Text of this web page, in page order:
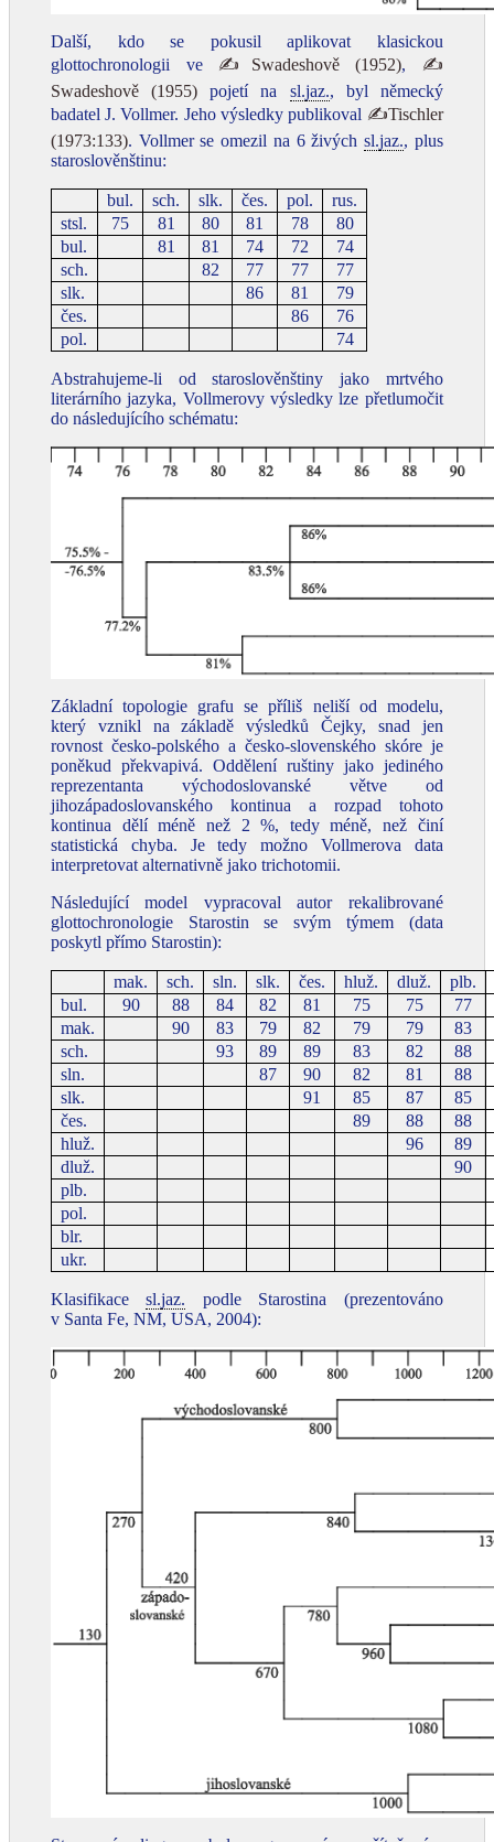
Další, kdo se pokusil aplikovat klasickou
glottochronologii ve ✍Swadeshově (1952), ✍
Swadeshově (1955) pojetí na sl.jaz., byl německý
badatel J. Vollmer. Jeho výsledky publikoval ✍Tischler
(1973:133). Vollmer se omezil na 6 živýchsl.jaz., plus
staroslověnštinu:
bul. sch. slk. čes. pol.
rus.
stsl.
75 81 80 81 78
80
bul.
81 81 74 72
74
sch.
82 77 77
77
slk.
86 81
79
čes.
86
76
pol.
74
Abstrahujeme-li od staroslověnštiny jako mrtvého
literárního jazyka, Vollmerovy výsledky lze přetlumočit
do následujícího schématu:
Základní topologie grafu se příliš neliší od modelu,
který vznikl na základě výsledků Čejky, snad jen
rovnost česko-polského a česko-slovenského skóre je
poněkud překvapivá. Oddělení ruštiny jako jediného
reprezentanta východoslovanské větve od
jihozápadoslovanského kontinua a rozpad tohoto
kontinua dělí méně než 2 %, tedy méně, než činí
statistická chyba. Je tedy možno Vollmerova data
interpretovat alternativně jako trichotomii.
Následující model vypracoval autor rekalibrované
glottochronologie Starostin se svým týmem (data
poskytl přímo Starostin):
mak. sch. sln. slk. čes. hluž. dluž.
plb.
bul.
90 88 84 82 81 75 75
77
mak.
90 83 79 82 79 79
83
sch.
93 89 89 83 82
88
sln.
87 90 82 81
88
slk.
91 85 87
85
čes.
89 88
88
hluž.
96
89
dluž.
90
plb.
pol.
blr.
ukr.
Klasifikacesl.jaz. podle Starostina (prezentováno
v Santa Fe, NM, USA, 2004):